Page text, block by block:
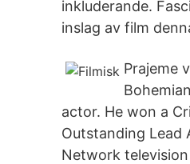
inkluderande.
inslag av film
Prajeme
actor. He won a
Outstanding Lead
Network